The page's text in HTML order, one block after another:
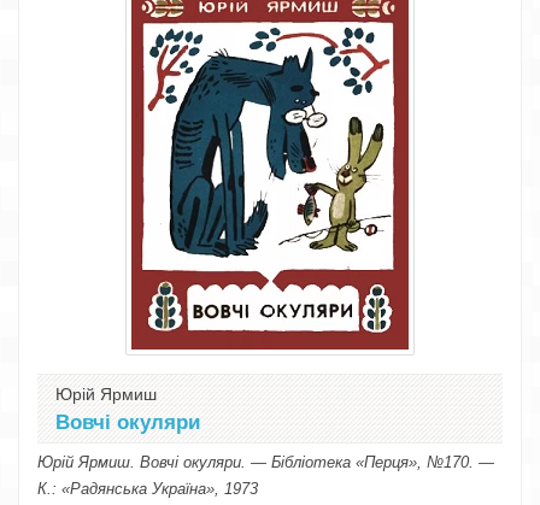
Юрій Ярмиш
Вовчі окуляри
Юрій Ярмиш. Вовчі окуляри. — Бібліотека «Перця», №170. —
К.: «Радянська Україна», 1973